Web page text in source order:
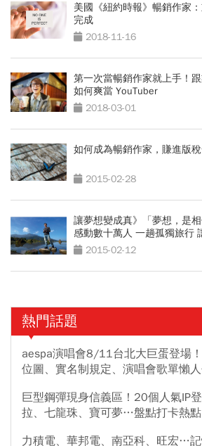
美國《紐約時報》暢銷作家
完成
2018-11-16
第一次當暢銷作家就上手！
如何爽當 YouTuber
2018-03-01
如何成為暢銷作家，賺進版
2015-02-28
讓夢想變成真》「夢想，是
感動數十萬人 一趟孤獨旅行
2015-02-12
熱門話題
aespa演唱會8/11台北大巨蛋登場
位圖、實名制規定、演唱會歌單懶
巨型鋼彈現身信義區！20個人氣IP
拉、七龍珠、寶可夢…盤點打卡熱
力積電、華邦電、南亞科、旺宏…